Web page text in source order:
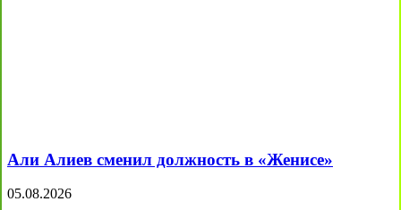
Али Алиев сменил должность в «Женисе»
05.08.2026